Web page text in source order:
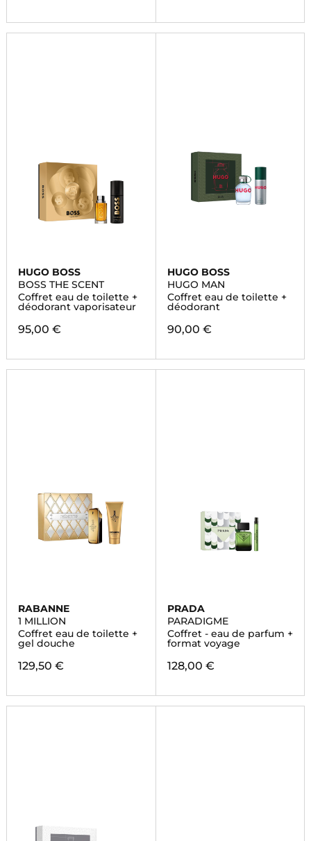
HUGO BOSS
BOSS THE SCENT
Coffret eau de toilette +
déodorant vaporisateur
95,00 €
HUGO BOSS
HUGO MAN
Coffret eau de toilette +
déodorant
90,00 €
RABANNE
1 MILLION
Coffret eau de toilette +
gel douche
129,50 €
PRADA
PARADIGME
Coffret - eau de parfum +
format voyage
128,00 €